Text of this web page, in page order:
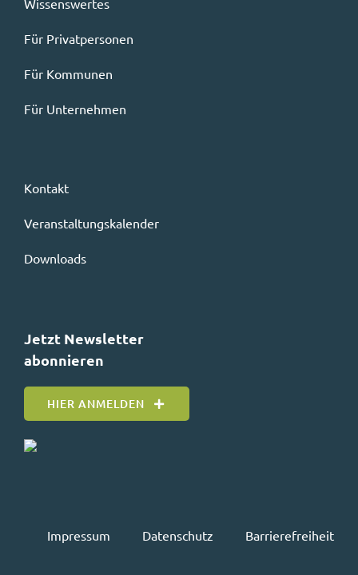
Wissenswertes
Für Privatpersonen
Für Kommunen
Für Unternehmen
Kontakt
Veranstaltungskalender
Downloads
Jetzt Newsletter
abonnieren
HIER ANMELDEN
Impressum Datenschutz Barrierefreiheit